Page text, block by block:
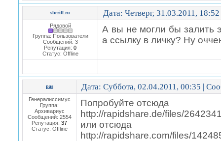
sheriff-ru Дата: Четверг, 31.03.2011,
Рядовой
Группа: Пользователи
Сообщений: 3
Репутация: 0
Статус: Offline
А вы не могли бы залить
а ссылку в личку? Ну
pas Дата: Суббота, 02.04.2011, 00:35 |
Генералиссимус
Группа:
Архивариус
Сообщений: 2554
Репутация: 37
Статус: Offline
Попробуйте отсюда
http://rapidshare.de/files/
или отсюда
http://rapidshare.com/files/